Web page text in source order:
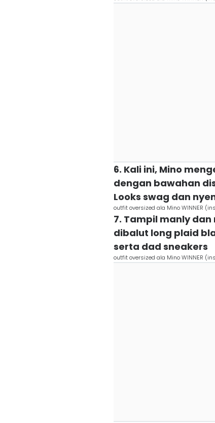
6. Kali ini, Mino
dengan bawahan
Looks swag dan
outfit oversized ala Mino WINNER
7. Tampil manly
dibalut long plaid
serta dad sneakers
outfit oversized ala Mino WINNER